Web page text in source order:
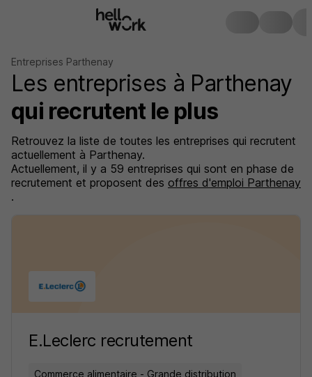
Entreprises Parthenay
Les entreprises à Parthenay
qui recrutent le plus
Retrouvez la liste de toutes les entreprises qui recrutent
actuellement à Parthenay.
Actuellement, il y a 59 entreprises qui sont en phase de
recrutement et proposent des offres d'emploi Parthenay
.
E.Leclerc recrutement
Commerce alimentaire - Grande distribution